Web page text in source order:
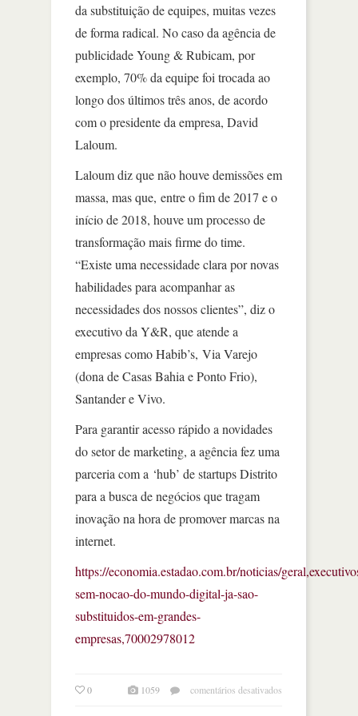
da substituição de equipes, muitas vezes
de forma radical. No caso da agência de
publicidade Young & Rubicam, por
exemplo, 70% da equipe foi trocada ao
longo dos últimos três anos, de acordo
com o presidente da empresa, David
Laloum.
Laloum diz que não houve demissões em
massa, mas que, entre o fim de 2017 e o
início de 2018, houve um processo de
transformação mais firme do time.
“Existe uma necessidade clara por novas
habilidades para acompanhar as
necessidades dos nossos clientes”, diz o
executivo da Y&R, que atende a
empresas como Habib’s, Via Varejo
(dona de Casas Bahia e Ponto Frio),
Santander e Vivo.
Para garantir acesso rápido a novidades
do setor de marketing, a agência fez uma
parceria com a ‘hub’ de startups Distrito
para a busca de negócios que tragam
inovação na hora de promover marcas na
internet.
https://economia.estadao.com.br/noticias/
sem-nocao-do-mundo-digital-ja-sao-
substituidos-em-grandes-
empresas,70002978012
0 1059 comentários desativados